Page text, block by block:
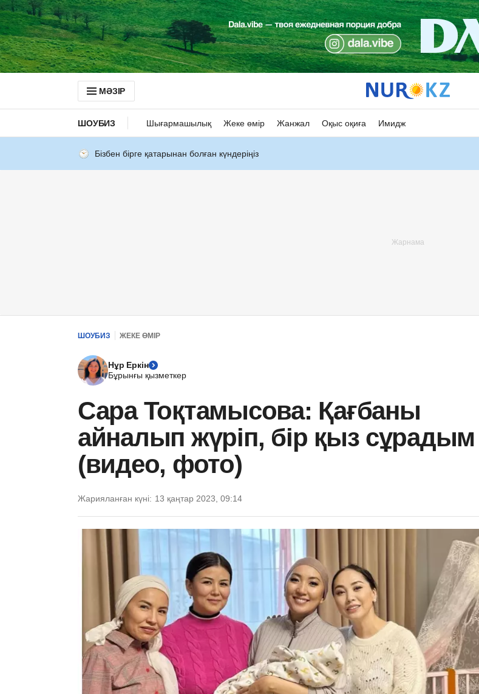
МӘЗІР
ШОУБИЗ Шығармашылық Жеке өмір Жанжал Оқыс оқиға Имидж
Бізбен бірге қатарынан болған күндеріңіз
ШОУБИЗ ЖЕКЕ ӨМІР
Нұр Еркін
Бұрынғы қызметкер
Сара Тоқтамысова: Қағбаны
айналып жүріп, бір қыз сұрадым
(видео, фото)
Жарияланған күні: 13 қаңтар 2023, 09:14